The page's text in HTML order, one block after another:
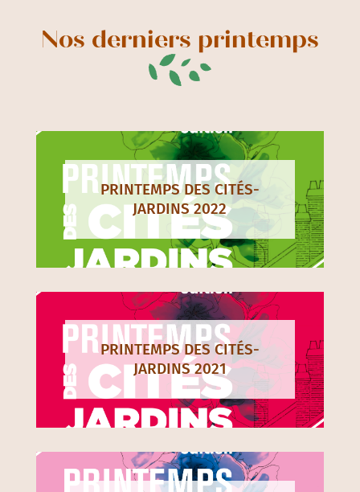
Nos derniers printemps
PRINTEMPS DES CITÉS-
JARDINS 2022
PRINTEMPS DES CITÉS-
JARDINS 2021